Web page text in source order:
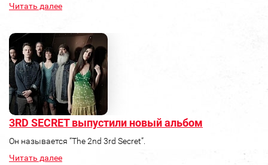
Читать далее
3RD SECRET выпустили новый альбом
Он называется “The 2nd 3rd Secret”.
Читать далее